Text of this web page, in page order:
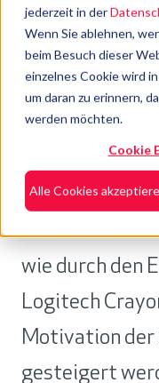
jederzeit in der
Wenn Sie ablehnen,
beim Besuch dieser
einzelnes Cookie wird
um daran zu erinnern,
werden möchten.
Cookie
Alle Cookies
PVS
Lesen Sie in
rund um die
wie durch den
Logitech
Motivation der
gesteigert